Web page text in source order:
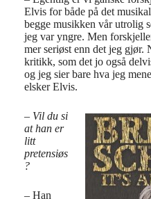
Elvis for både på det
begge musikken vår utrolig
jeg var yngre. Men
mer seriøst enn det jeg gjør.
kritikk, som det jo også
og jeg sier bare hva jeg
elsker Elvis.
– Vil du si
at han er
litt
pretensiøs
?
– Han